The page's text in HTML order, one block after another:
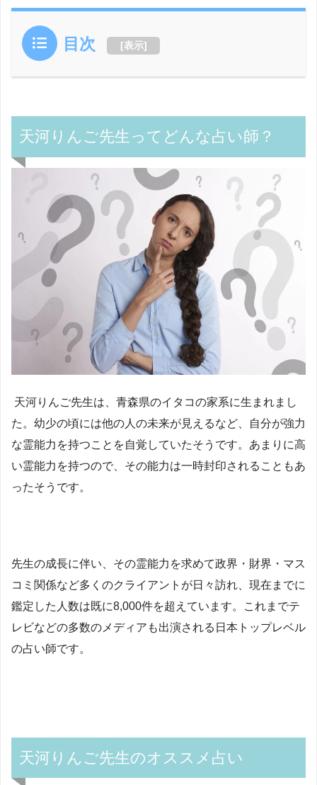
目次 [表示]
天河りんご先生ってどんな占い師？
天河りんご先生は、青森県のイタコの家系に生まれまし
た。幼少の頃には他の人の未来が見えるなど、自分が強力
な霊能力を持つことを自覚していたそうです。あまりに高
い霊能力を持つので、その能力は一時封印されることもあ
ったそうです。
先生の成長に伴い、その霊能力を求めて政界・財界・マス
コミ関係など多くのクライアントが日々訪れ、現在までに
鑑定した人数は既に8,000件を超えています。これまでテ
レビなどの多数のメディアも出演される日本トップレベル
の占い師です。
天河りんご先生のオススメ占い